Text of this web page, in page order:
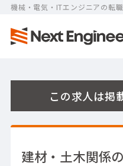
機械・電気・ITエンジニアの転
この求人は掲
建材・土木関係